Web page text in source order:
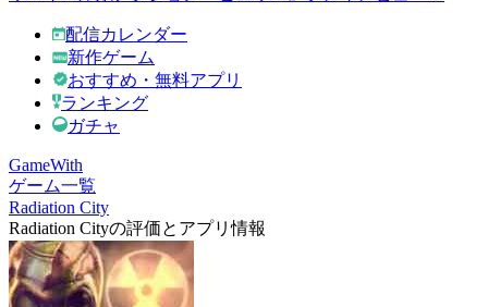
配信カレンダー
新作ゲーム
おすすめ・無料アプリ
ランキング
ガチャ
GameWith
ゲーム一覧
Radiation City
Radiation Cityの評価とアプリ情報